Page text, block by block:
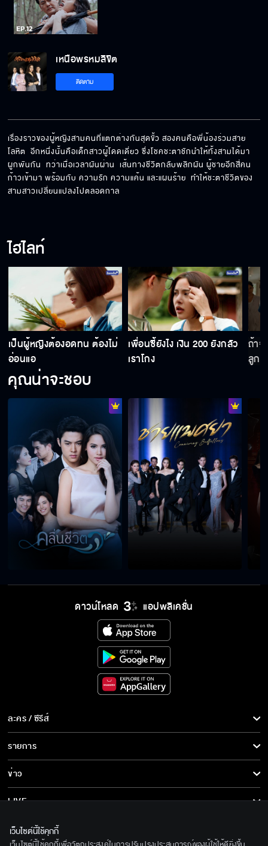
เหนือพรหมลิขิต
ติดตาม
เรื่องราวของผู้หญิงสามคนที่แตกต่างกันสุดขั้ว สองคนคือพี่น้องร่วมสาย
โลหิต  อีกหนึ่งนั้นคือเด็กสาวผู้โดดเดี่ยว ซึ่งโชคชะตาชักนำให้ทั้งสามได้มา
ผูกพันกัน  ทว่าเมื่อเวลาผันผ่าน  เส้นทางชีวิตกลับพลิกผัน ผู้ชายอีกสี่คน
ก้าวเข้ามา พร้อมกับ ความรัก ความแค้น และแผนร้าย  ทำให้ชะตาชีวิตของ
สามสาวเปลี่ยนแปลงไปตลอดกาล
ไฮไลท์
เป็นผู้หญิงต้องอดทน ต้องไม่
อ่อนแอ
เพื่อนซี้ยังไง เงิน 200 ยังกลัว
เราโกง
ถ้าจ
ลูก
คุณน่าจะชอบ
ดาวน์โหลด แอปพลิเคชั่น
ละคร / ซีรีส์
ละคร/ซีรีส์
ซีรีส์นานาชาติ
การ์ตูน & เกม
รายการ
รายการทั้งหมด
ข่าว
ข่าวทั้งหมด
ข่าวประชาสัมพันธ์
LIVE
เกี่ยวกับเรา
เว็บไซต์นี้ใช้คุกกี้